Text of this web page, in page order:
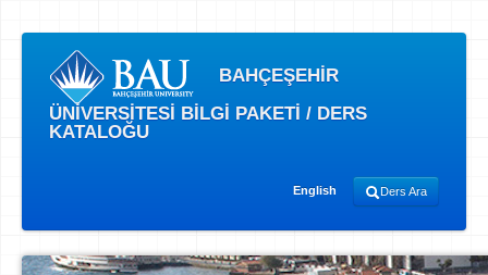
BAHÇEŞEHİR
ÜNİVERSİTESİ BİLGİ PAKETİ / DERS
KATALOĞU
English Ders Ara